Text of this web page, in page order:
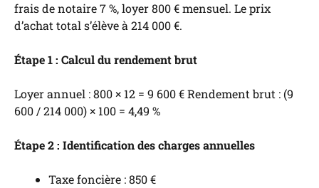
frais de notaire 7 %, loyer 800 € mensuel. Le prix
d’achat total s’élève à 214 000 €.
Étape 1 : Calcul du rendement brut
Loyer annuel : 800 × 12 = 9 600 € Rendement brut : (9
600 / 214 000) × 100 = 4,49 %
Étape 2 : Identification des charges annuelles
Taxe foncière : 850 €